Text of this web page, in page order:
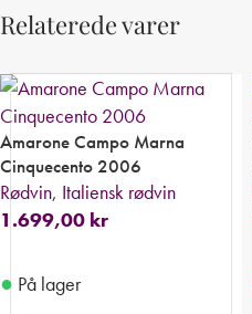
Relaterede varer
Amarone Campo Marna
Cinquecento 2006
Rødvin, Italiensk rødvin
1.699,00 kr
● På lager